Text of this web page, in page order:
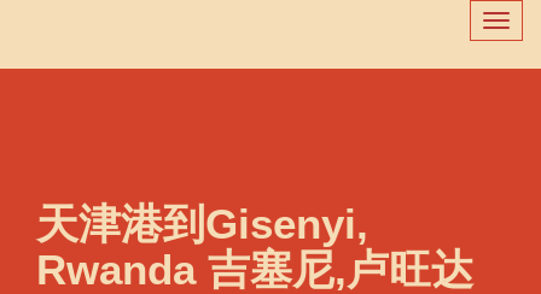
切
换
导
天津港到Gisenyi,
Rwanda 吉塞尼,卢旺达